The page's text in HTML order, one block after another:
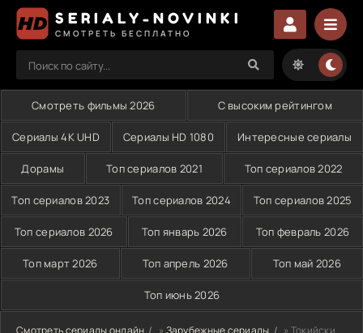
SERIALY-NOVINKI
СМОТРЕТЬ БЕСПЛАТНО
Смотреть фильмы 2026 С высоким рейтингом
Сериалы 4K UHD Сериалы HD 1080 Интересные сериалы
Дорамы Топ сериалов 2021 Топ сериалов 2022
Топ сериалов 2023 Топ сериалов 2024 Топ сериалов 2025
Топ сериалов 2026 Топ январь 2026 Топ февраль 2026
Топ март 2026 Топ апрель 2026 Топ май 2026
Топ июнь 2026
Смотреть сериалы онлайн » Зарубежные сериалы » Токийские мошенники (2024)